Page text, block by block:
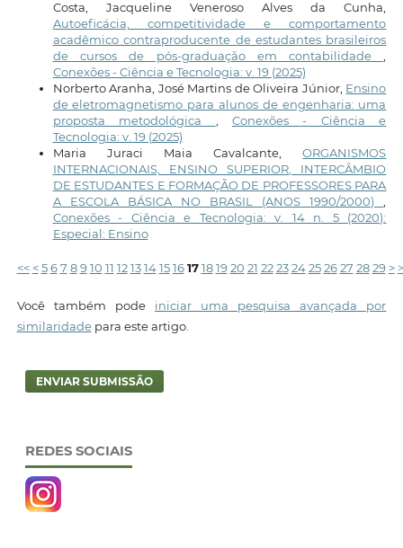
Costa, Jacqueline Veneroso Alves da Cunha,
Autoeficácia, competitividade e comportamento
acadêmico contraproducente de estudantes brasileiros
de cursos de pós-graduação em contabilidade
Conexões - Ciência e Tecnologia: v. 19 (2025)
Norberto Aranha, José Martins de Oliveira Júnior, Ensino
de eletromagnetismo para alunos de engenharia: uma
proposta metodológica
,Conexões - Ciência e
Tecnologia: v. 19 (2025)
Maria Juraci Maia Cavalcante,ORGANISMOS
INTERNACIONAIS, ENSINO SUPERIOR, INTERCÂMBIO
DE ESTUDANTES E FORMAÇÃO DE PROFESSORES PARA
A ESCOLA BÁSICA NO BRASIL (ANOS 1990/2000)
Conexões - Ciência e Tecnologia: v. 14 n. 5 (2020):
Especial: Ensino
<< < 5 6 7 8 9 10 11 12 13 14 15 16 17 18 19 20 21 22 23 24 25 26 27 28 29 >
Você também pode iniciar uma pesquisa avançada por
similaridadepara este artigo.
ENVIAR SUBMISSÃO
REDES SOCIAIS